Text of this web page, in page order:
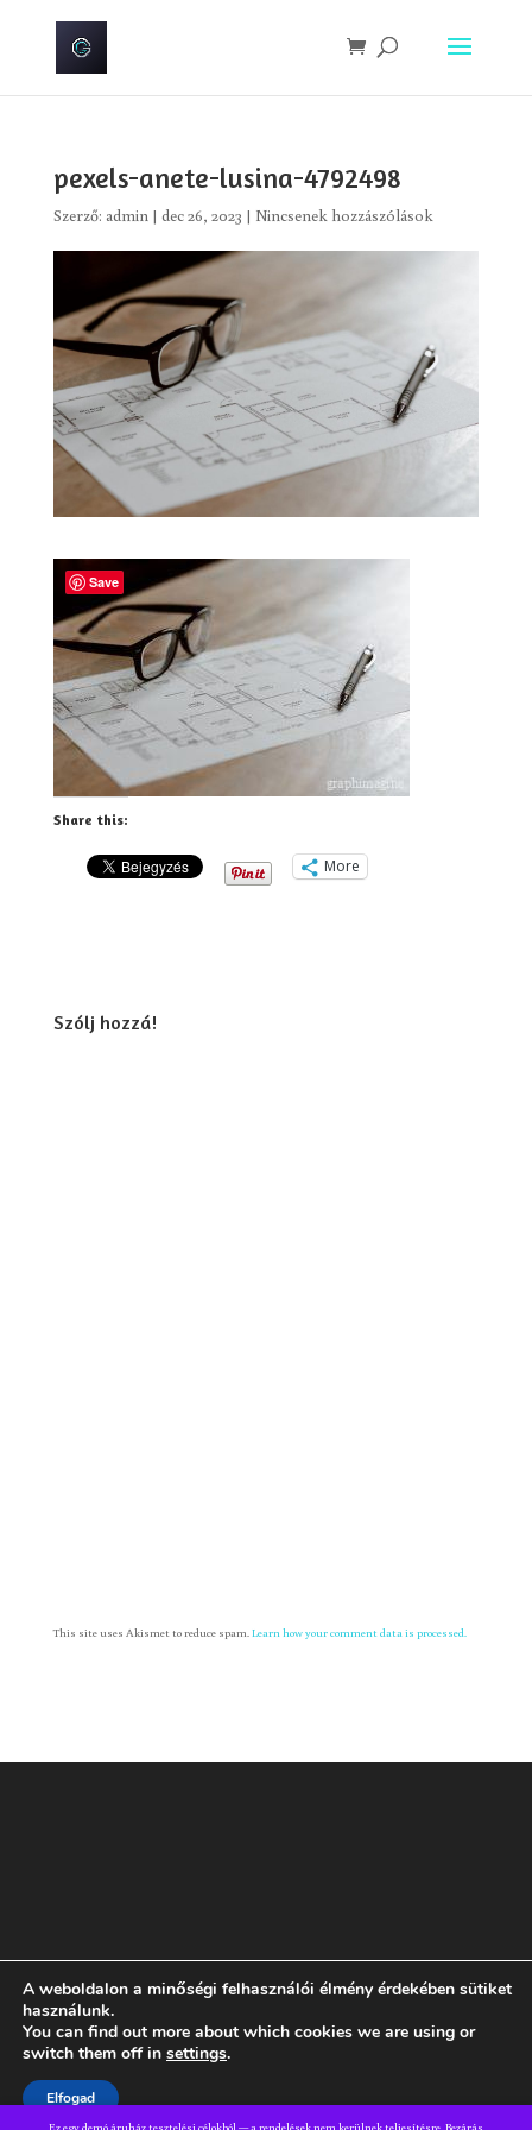
pexels-anete-lusina-4792498
Szerző: admin| dec 26, 2023 | Nincsenek hozzászólások
Share this:
More
Szólj hozzá!
This site uses Akismet to reduce spam.Learn how your comment data is processed.
Rólam GYIK ÁSZF Adatvédelmi tájékoztató
A weboldalon a minőségi felhasználói élmény érdekében sütiket
használunk.
You can find out more about which cookies we are using or
switch them off in settings.
Elfogad
Save